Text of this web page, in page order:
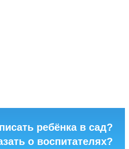
ребёнка в сад?
о воспитателях?